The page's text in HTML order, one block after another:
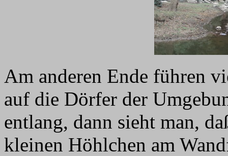
Am anderen Ende führen
auf die Dörfer der
entlang, dann sieht man,
kleinen Höhlchen am